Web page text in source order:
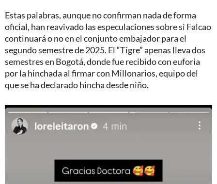
Estas palabras, aunque no confirman nada de forma
oficial, han reavivado las especulaciones sobre si Falcao
continuará o no en el conjunto embajador para el
segundo semestre de 2025. El “Tigre” apenas lleva dos
semestres en Bogotá, donde fue recibido con euforia
por la hinchada al firmar con Millonarios, equipo del
que se ha declarado hincha desde niño.